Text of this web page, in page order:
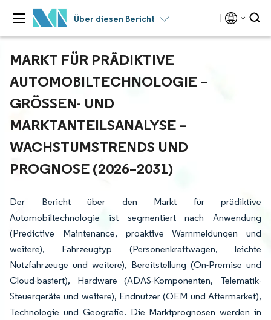
Über diesen Bericht
MARKT FÜR PRÄDIKTIVE
AUTOMOBILTECHNOLOGIE –
GRÖSSEN- UND M
ARKTANTEILSANALYSE – W
ACHSTUMSTRENDS UND P
ROGNOSE (2026–2031)
Der Bericht über den Markt für prädiktive
Automobiltechnologie ist segmentiert nach Anwendung
(Predictive Maintenance, proaktive Warnmeldungen und
weitere), Fahrzeugtyp (Personenkraftwagen, leichte
Nutzfahrzeuge und weitere), Bereitstellung (On-Premise und
Cloud-basiert), Hardware (ADAS-Komponenten, Telematik-
Steuergeräte und weitere), Endnutzer (OEM und Aftermarket),
Technologie und Geografie. Die Marktprognosen werden in